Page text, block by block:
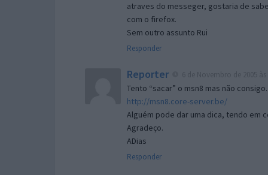
atraves do messeger, gostaria de
com o firefox.
Sem outro assunto Rui
Responder
Reporter
Tento “sacar” o msn8 mas não
http://msn8.core-server.be/
Alguém pode dar uma dica, tendo em
Agradeço.
ADias
Responder